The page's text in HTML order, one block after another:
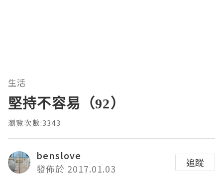
生活
堅持不容易（92）
瀏覽次數:3343
benslove
發佈於 2017.01.03
追蹤